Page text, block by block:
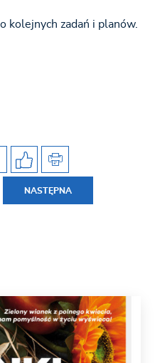
kolejnych zadań i planów.
NASTĘPNA